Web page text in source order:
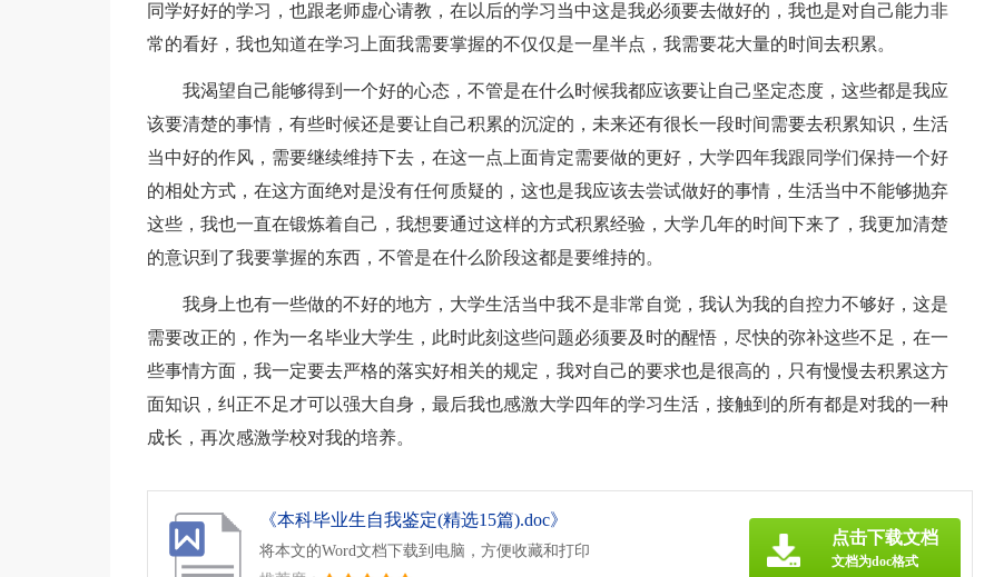
同学好好的学习，也跟老师虚心请教，在以后的学习当中这是我必须要去做好的，我也是对自己能力非
常的看好，我也知道在学习上面我需要掌握的不仅仅是一星半点，我需要花大量的时间去积累。
我渴望自己能够得到一个好的心态，不管是在什么时候我都应该要让自己坚定态度，这些都是我应
该要清楚的事情，有些时候还是要让自己积累的沉淀的，未来还有很长一段时间需要去积累知识，生活
当中好的作风，需要继续维持下去，在这一点上面肯定需要做的更好，大学四年我跟同学们保持一个好
的相处方式，在这方面绝对是没有任何质疑的，这也是我应该去尝试做好的事情，生活当中不能够抛弃
这些，我也一直在锻炼着自己，我想要通过这样的方式积累经验，大学几年的时间下来了，我更加清楚
的意识到了我要掌握的东西，不管是在什么阶段这都是要维持的。
我身上也有一些做的不好的地方，大学生活当中我不是非常自觉，我认为我的自控力不够好，这是
需要改正的，作为一名毕业大学生，此时此刻这些问题必须要及时的醒悟，尽快的弥补这些不足，在一
些事情方面，我一定要去严格的落实好相关的规定，我对自己的要求也是很高的，只有慢慢去积累这方
面知识，纠正不足才可以强大自身，最后我也感激大学四年的学习生活，接触到的所有都是对我的一种
成长，再次感激学校对我的培养。
《本科毕业生自我鉴定(精选15篇).doc》
将本文的Word文档下载到电脑，方便收藏和打印
点击下载文档
文档为doc格式